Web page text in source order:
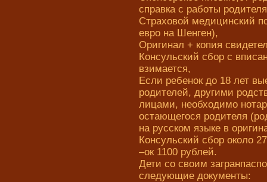
справка с работы
Страховой медицинский
евро на Шенген),
Оригинал + копия
Консульский сбор с
взимается,
Если ребенок до 18 лет
родителей, другими
лицами, необходимо
остающегося родителя
на русском языке в
Консульский сбор около
–ок 1100 рублей.
Дети со своим
следующие документы: